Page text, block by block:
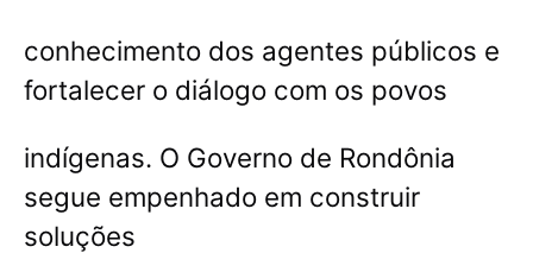
conhecimento dos agentes públicos e
fortalecer o diálogo com os povos
indígenas. O Governo de Rondônia
segue empenhado em construir
soluções